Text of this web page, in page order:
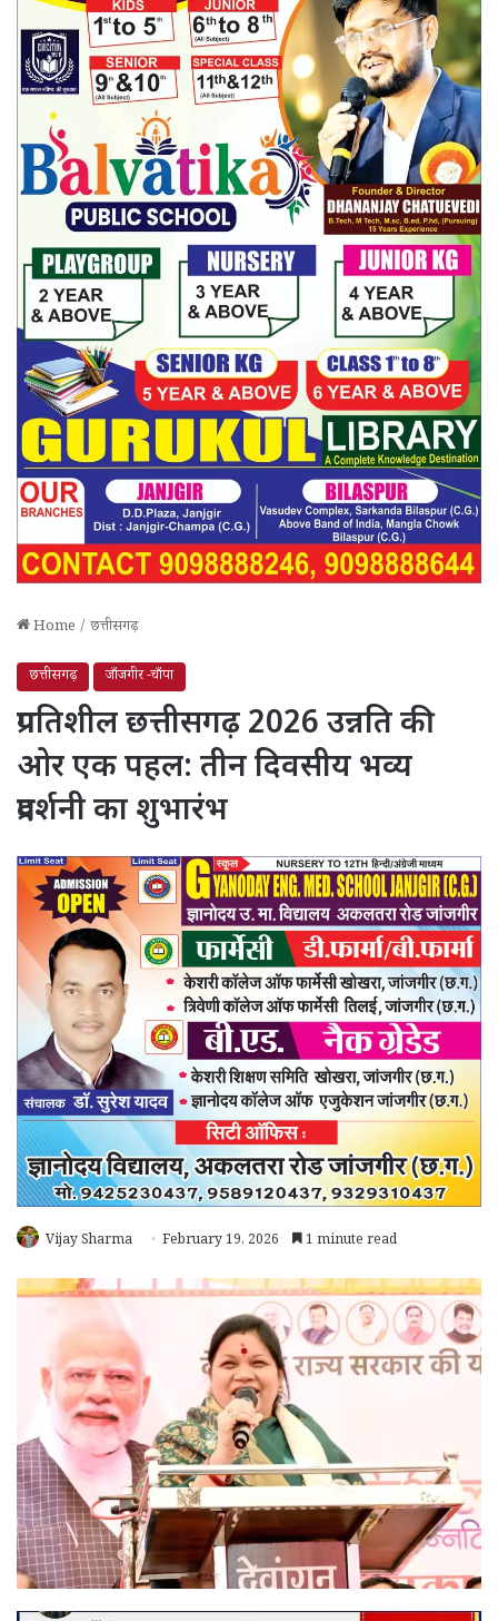
Home / छत्तीसगढ़
छत्तीसगढ़ जाँजगीर -चाँपा
प्रगतिशील छत्तीसगढ़ 2026 उन्नति की
ओर एक पहल: तीन दिवसीय भव्य
प्रदर्शनी का शुभारंभ
Vijay Sharma February 19, 2026 1 minute read